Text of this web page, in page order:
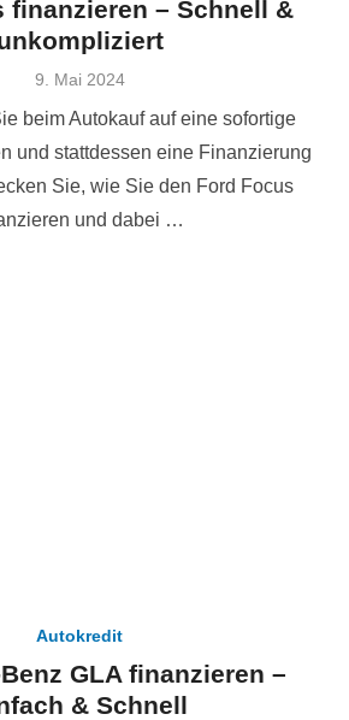
finanzieren – Schnell &
Veröffentlicht
9. Mai 2024
beim Autokauf auf eine sofortige
und stattdessen eine Finanzierung
Sie, wie Sie den Ford Focus
und dabei …
Autokredit
GLA finanzieren –
& Schnell